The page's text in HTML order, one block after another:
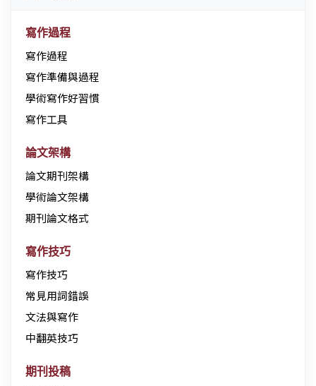
寫作過程
寫作過程
寫作準備與過程
學術寫作好習慣
寫作工具
論文架構
論文期刊架構
學術論文架構
期刊論文格式
寫作技巧
寫作技巧
常見用詞錯誤
文法與寫作
中翻英技巧
期刊投稿